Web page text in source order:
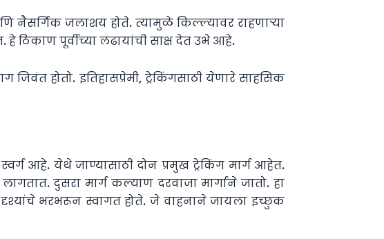
नैसर्गिक जलाशय होते. त्यामुळे किल्ल्यावर राहणाऱ्या
पूर्वीच्या लढायांची साक्ष देत उभे आहे.
होतो. इतिहासप्रेमी, ट्रेकिंगसाठी येणारे साहसिक
आहे. येथे जाण्यासाठी दोन प्रमुख ट्रेकिंग मार्ग आहेत.
दुसरा मार्ग कल्याण दरवाजा मार्गाने जातो. हा
दृश्यांचे भरभरून स्वागत होते. जे वाहनाने जायला इच्छुक